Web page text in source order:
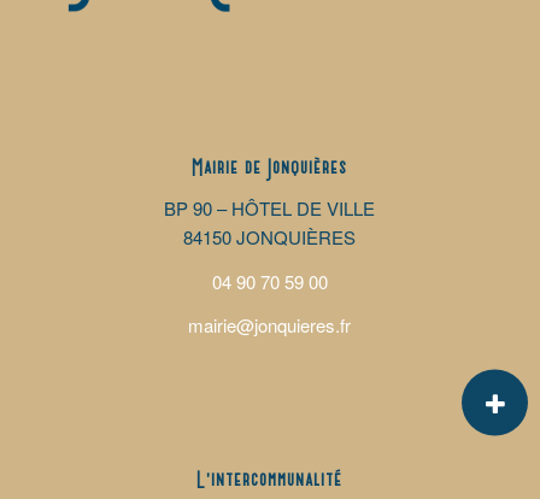
Mairie de Jonquières
BP 90 – HÔTEL DE VILLE
84150 JONQUIÈRES
04 90 70 59 00
mairie@jonquieres.fr
L’intercommunalité